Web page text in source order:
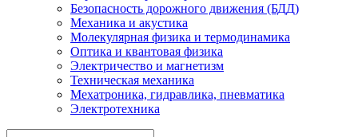
Безопасность дорожного движения (БДД)
Механика и акустика
Молекулярная физика и термодинамика
Оптика и квантовая физика
Электричество и магнетизм
Техническая механика
Мехатроника, гидравлика, пневматика
Электротехника